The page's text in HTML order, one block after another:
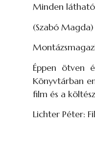
Minden
(Szabó Magda)
Éppen ötven
Könyvtárban
film és a
Lichter Péter: